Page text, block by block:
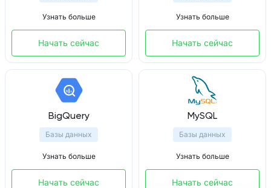
Узнать больше
Начать сейчас
Узнать больше
Начать сейчас
BigQuery
Базы данных
Узнать больше
Начать сейчас
MySQL
Базы данных
Узнать больше
Начать сейчас